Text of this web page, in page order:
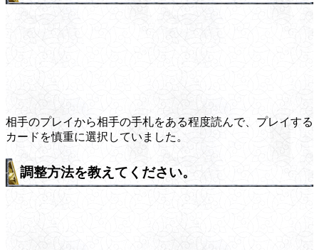
相手のプレイから相手の手札をある程度読んで、プレイする
カードを慎重に選択していました。
調整方法を教えてください。